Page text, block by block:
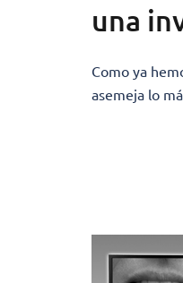
una
Como ya
asemeja lo